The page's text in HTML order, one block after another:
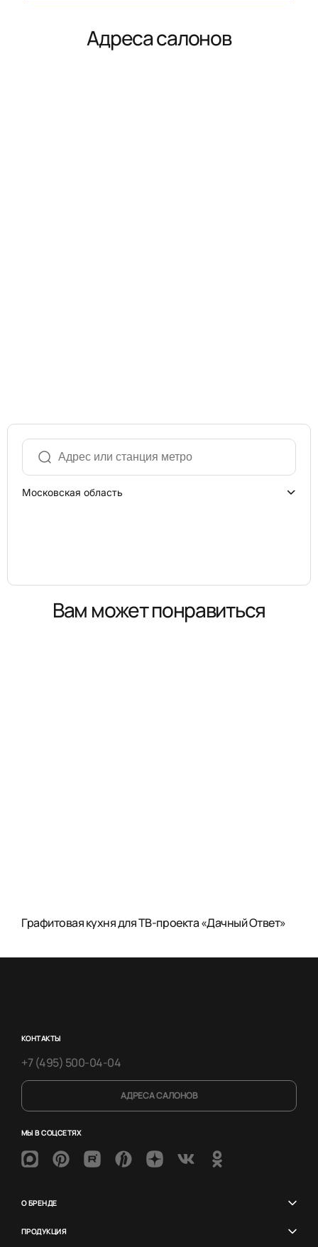
Адреса салонов
Московская область
Вам может понравиться
Графитовая кухня для ТВ-проекта «Дачный Ответ»
КОНТАКТЫ
+7 (495) 500-04-04
АДРЕСА САЛОНОВ
МЫ В СОЦСЕТЯХ
О БРЕНДЕ
ПРОДУКЦИЯ